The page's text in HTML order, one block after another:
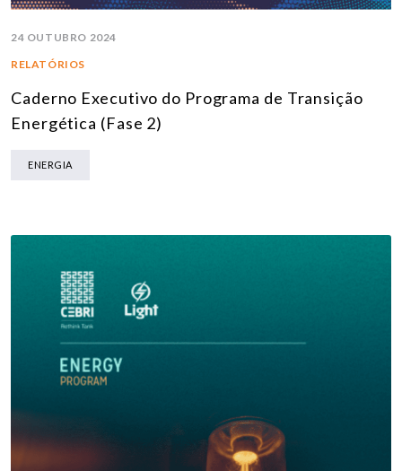
24 OUTUBRO 2024
RELATÓRIOS
Caderno Executivo do Programa de Transição
Energética (Fase 2)
ENERGIA